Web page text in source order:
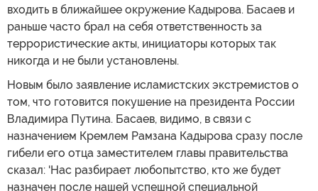
входить в ближайшее окружение Кадырова. Басаев и
раньше часто брал на себя ответственность за
террористические акты, инициаторы которых так
никогда и не были установлены.
Новым было заявление исламистских экстремистов о
том, что готовится покушение на президента России
Владимира Путина. Басаев, видимо, в связи с
назначением Кремлем Рамзана Кадырова сразу после
гибели его отца заместителем главы правительства
сказал: 'Нас разбирает любопытство, кто же будет
назначен после нашей успешной специальной